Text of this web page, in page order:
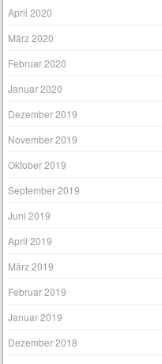
April 2020
März 2020
Februar 2020
Januar 2020
Dezember 2019
November 2019
Oktober 2019
September 2019
Juni 2019
April 2019
März 2019
Februar 2019
Januar 2019
Dezember 2018